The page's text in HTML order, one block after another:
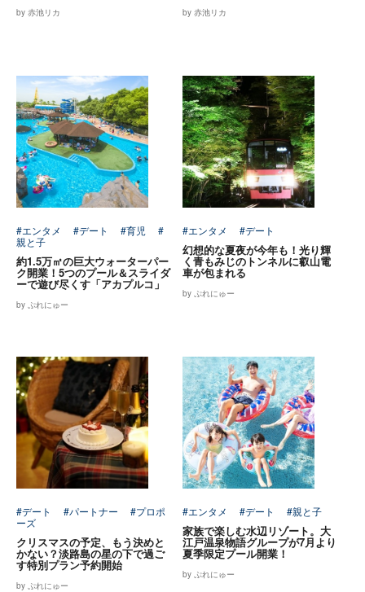
by 赤池リカ by 赤池リカ
#エンタメ #デート #育児
#
親と子
約1.5万㎡の巨大ウォーターパー
ク開業！5つのプール＆スライダ
ーで遊び尽くす「アカプルコ」
by ぷれにゅー
#エンタメ #デート
幻想的な夏夜が今年も！光り輝
く青もみじのトンネルに叡山電
車が包まれる
by ぷれにゅー
#デート #パートナー
#プロポ
ーズ
クリスマスの予定、もう決めと
かない？淡路島の星の下で過ご
す特別プラン予約開始
by ぷれにゅー
#エンタメ #デート #親と子
家族で楽しむ水辺リゾート。大
江戸温泉物語グループが7月より
夏季限定プール開業！
by ぷれにゅー